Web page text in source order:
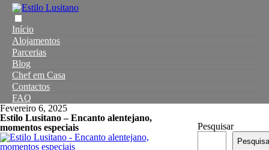
Início
Alojamentos
Parcerias
Blog
Chef em Casa
Contactos
FAQ
Fevereiro 6, 2025
Estilo Lusitano – Encanto alentejano,
momentos especiais
Pesquisar